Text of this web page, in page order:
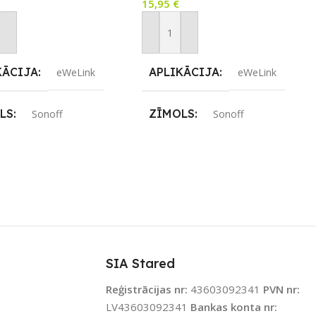
Grozam
eWeLink
Sonoff
15,95 €
Pievienot Grozam
APLIKĀCIJA eWeLink
ZĪMOLS Sonoff
SKAITS
SIA Stared
Reģistrācijas nr: 43603092341 PVN nr:
LV43603092341 Bankas konta nr: